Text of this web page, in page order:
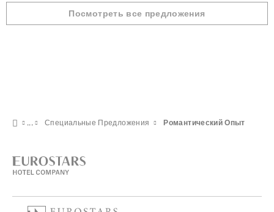
Посмотреть все предложения
Специальные Предложения Pомантический Опыт